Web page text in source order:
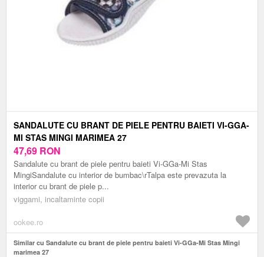
SANDALUTE CU BRANT DE PIELE PENTRU BAIETI VI-GGA-
MI STAS MINGI MARIMEA 27
47,69 RON
Sandalute cu brant de piele pentru baieti Vi-GGa-Mi Stas
MingiSandalute cu interior de bumbac\rTalpa este prevazuta la
interior cu brant de piele p...
viggami, incaltaminte copii
ookee.ro
Similar cu Sandalute cu brant de piele pentru baieti Vi-GGa-Mi Stas Mingi
marimea 27